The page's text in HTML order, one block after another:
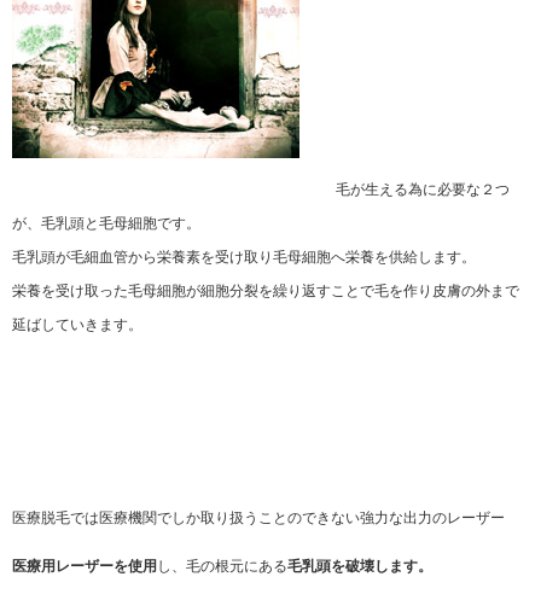
毛が生える為に必要な２つ
が、毛乳頭と毛母細胞です。
毛乳頭が毛細血管から栄養素を受け取り毛母細胞へ栄養を供給します。
栄養を受け取った毛母細胞が細胞分裂を繰り返すことで毛を作り皮膚の外まで
延ばしていきます。
医療脱毛では医療機関でしか取り扱うことのできない強力な出力のレーザー
医療用レーザーを使用 し、毛の根元にある毛乳頭を破壊します。